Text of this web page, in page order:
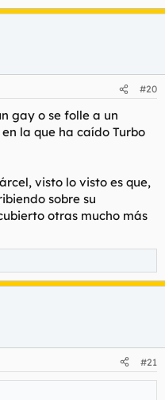
#20
gay o se folle a un
la que ha caído Turbo
visto lo visto es que,
sobre su
otras mucho más
#21